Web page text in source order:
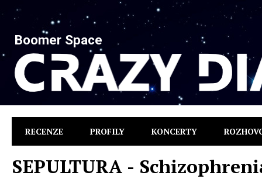
Boomer Space
RECENZE PROFILY KONCERTY
SEPULTURA -